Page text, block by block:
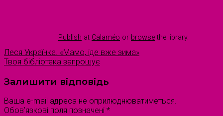
Publish at Calaméo or browsethe library.
Леся Українка. «Мамо, іде вже зима»
Твоя бібліотека запрошує
Залишити відповідь
Ваша e-mail адреса не оприлюднюватиметься.
Обов’язкові поля позначені *